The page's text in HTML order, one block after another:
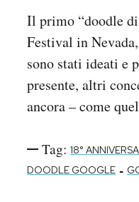
Il primo “doodle
Festival in
sono stati ideati e
presente, altri
ancora – come
Tag: 18°
DOODLE GOOGLE -